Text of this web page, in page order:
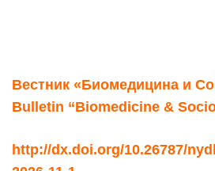
Вестник «Биомедицина и
Bulletin “Biomedicine &
http://dx.doi.org/10.26787/